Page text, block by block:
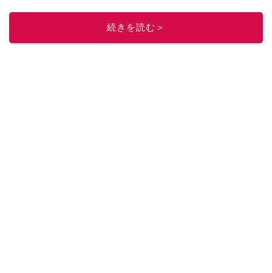
このイチオシストの他の記事を読む
続きを読む＞